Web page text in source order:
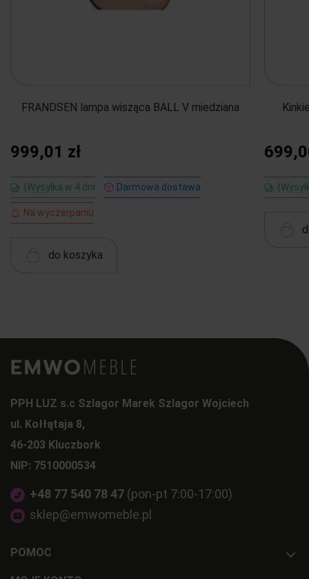
FRANDSEN lampa wisząca BALL V miedziana
999,01 zł
{Wysyłka w 4 dni Darmowa dostawa
Na wyczerpaniu
do koszyka
PPH LUZ s.c Szlagor Marek Szlagor Wojciech
ul. Kołłątaja 8,
46-203 Kluczbork
NIP: 7510000534
+48 77 540 78 47 (pon-pt 7:00-17:00)
sklep@emwomeble.pl
POMOC